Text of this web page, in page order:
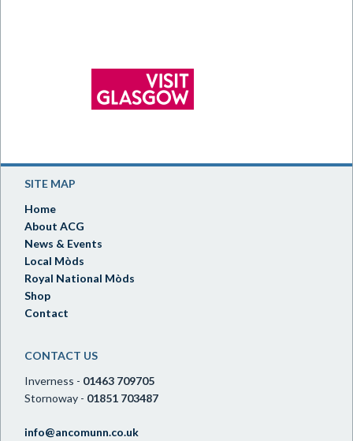
SITE MAP
Home
About ACG
News & Events
Local Mòds
Royal National Mòds
Shop
Contact
CONTACT US
Inverness - 01463 709705
Stornoway - 01851 703487
info@ancomunn.co.uk